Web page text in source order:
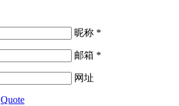
昵称 *
邮箱 *
网址
Quote